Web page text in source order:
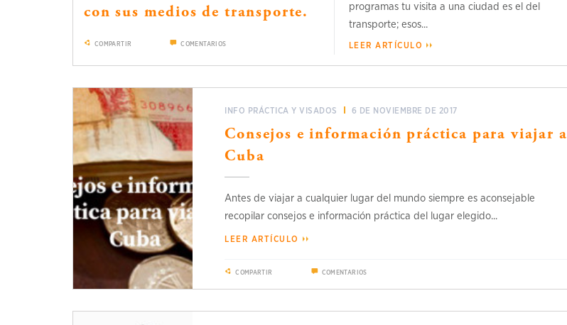
con sus medios de transporte.
COMPARTIR COMENTARIOS
programas tu visita a una ciudad es el del
transporte; esos...
LEER ARTÍCULO
INFO PRÁCTICA Y VISADOS 6 DE NOVIEMBRE DE 2017
Consejos e información práctica para viajar a
Cuba
Antes de viajar a cualquier lugar del mundo siempre es aconsejable
recopilar consejos e información práctica del lugar elegido...
LEER ARTÍCULO
COMPARTIR COMENTARIOS